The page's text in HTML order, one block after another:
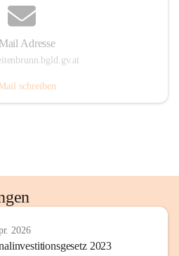
Adresse
schreiben
2026
2023